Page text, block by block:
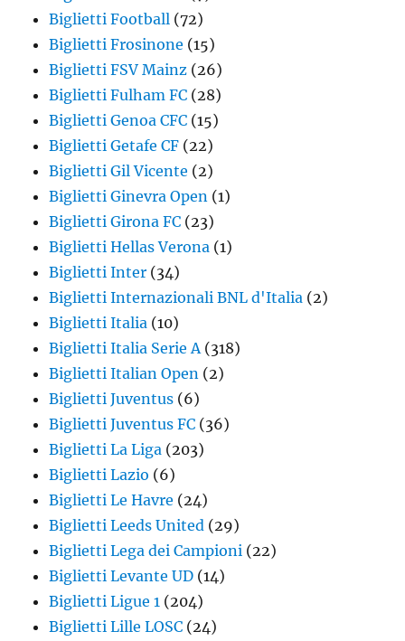
Biglietti Football (72)
Biglietti Frosinone (15)
Biglietti FSV Mainz (26)
Biglietti Fulham FC (28)
Biglietti Genoa CFC (15)
Biglietti Getafe CF (22)
Biglietti Gil Vicente (2)
Biglietti Ginevra Open (1)
Biglietti Girona FC (23)
Biglietti Hellas Verona (1)
Biglietti Inter (34)
Biglietti Internazionali BNL d'Italia (2)
Biglietti Italia (10)
Biglietti Italia Serie A (318)
Biglietti Italian Open (2)
Biglietti Juventus (6)
Biglietti Juventus FC (36)
Biglietti La Liga (203)
Biglietti Lazio (6)
Biglietti Le Havre (24)
Biglietti Leeds United (29)
Biglietti Lega dei Campioni (22)
Biglietti Levante UD (14)
Biglietti Ligue 1 (204)
Biglietti Lille LOSC (24)